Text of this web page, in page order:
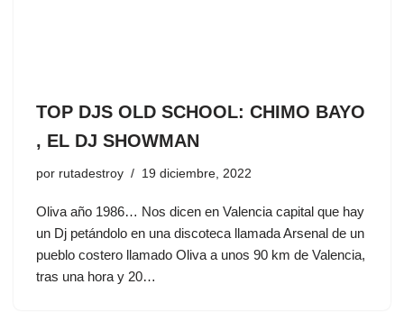
TOP DJS OLD SCHOOL: CHIMO BAYO
, EL DJ SHOWMAN
por rutadestroy 19 diciembre, 2022
Oliva año 1986… Nos dicen en Valencia capital que hay
un Dj petándolo en una discoteca llamada Arsenal de un
pueblo costero llamado Oliva a unos 90 km de Valencia,
tras una hora y 20…